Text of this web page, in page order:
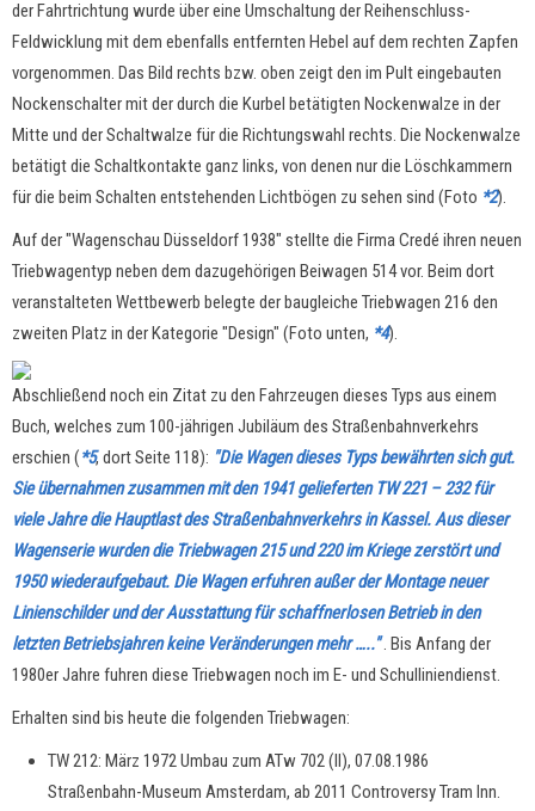
der Fahrtrichtung wurde über eine Umschaltung der Reihenschluss-
Feldwicklung mit dem ebenfalls entfernten Hebel auf dem rechten Zapfen
vorgenommen. Das Bild rechts bzw. oben zeigt den im Pult eingebauten
Nockenschalter mit der durch die Kurbel betätigten Nockenwalze in der
Mitte und der Schaltwalze für die Richtungswahl rechts. Die Nockenwalze
betätigt die Schaltkontakte ganz links, von denen nur die Löschkammern
für die beim Schalten entstehenden Lichtbögen zu sehen sind (Foto *2).
Auf der "Wagenschau Düsseldorf 1938" stellte die Firma Credé ihren neuen
Triebwagentyp neben dem dazugehörigen Beiwagen 514 vor. Beim dort
veranstalteten Wettbewerb belegte der baugleiche Triebwagen 216 den
zweiten Platz in der Kategorie "Design" (Foto unten, *4).
Abschließend noch ein Zitat zu den Fahrzeugen dieses Typs aus einem
Buch, welches zum 100-jährigen Jubiläum des Straßenbahnverkehrs
erschien (*5, dort Seite 118): "Die Wagen dieses Typs bewährten sich gut.
Sie übernahmen zusammen mit den 1941 gelieferten TW 221 – 232 für
viele Jahre die Hauptlast des Straßenbahnverkehrs in Kassel. Aus dieser
Wagenserie wurden die Triebwagen 215 und 220 im Kriege zerstört und
1950 wiederaufgebaut. Die Wagen erfuhren außer der Montage neuer
Linienschilder und der Ausstattung für schaffnerlosen Betrieb in den
letzten Betriebsjahren keine Veränderungen mehr …..". Bis Anfang der
1980er Jahre fuhren diese Triebwagen noch im E- und Schulliniendienst.
Erhalten sind bis heute die folgenden Triebwagen:
TW 212: März 1972 Umbau zum ATw 702 (II), 07.08.1986
Straßenbahn-Museum Amsterdam, ab 2011 Controversy Tram Inn.